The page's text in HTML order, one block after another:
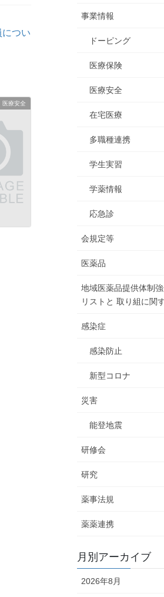
につい
医療安全
事業情報
ドーピング
医療保険
医療安全
在宅医療
多職種連携
学生実習
学薬情報
応急診
会規定等
医薬品
地域医薬品提供体制
リストと 取り組に関
感染症
感染防止
新型コロナ
災害
能登地震
研修会
研究
薬事法規
薬薬連携
月別アーカイブ
2026年8月